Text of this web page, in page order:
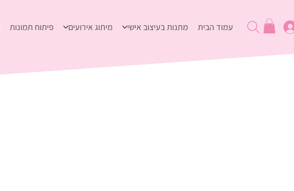
עמוד הבית מתנות בעיצוב אישי מיתוג אירועים פיתוח תמונות